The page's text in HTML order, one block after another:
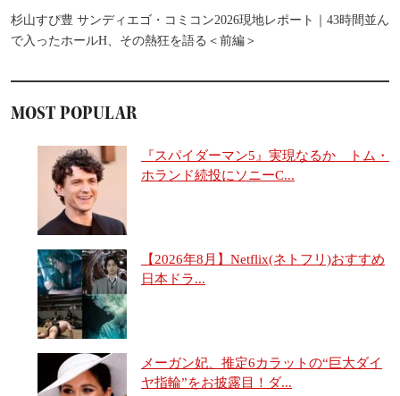
杉山すぴ豊 サンディエゴ・コミコン2026現地レポート｜43時間並ん
で入ったホールH、その熱狂を語る＜前編＞
MOST POPULAR
『スパイダーマン5』実現なるか トム・
ホランド続投にソニーC...
【2026年8月】Netflix(ネトフリ)おすすめ
日本ドラ...
メーガン妃、推定6カラットの“巨大ダイ
ヤ指輪”をお披露目！ダ...